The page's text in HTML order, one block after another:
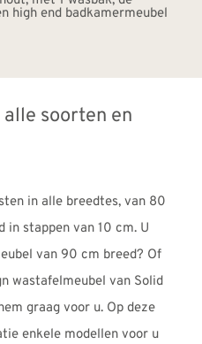
soorten en
in alle breedtes, van 80
stappen van 10 cm. U
van 90 cm breed? Of
wastafelmeubel van Solid
graag voor u. Op deze
enkele modellen voor u